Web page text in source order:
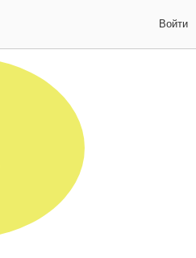
Войти